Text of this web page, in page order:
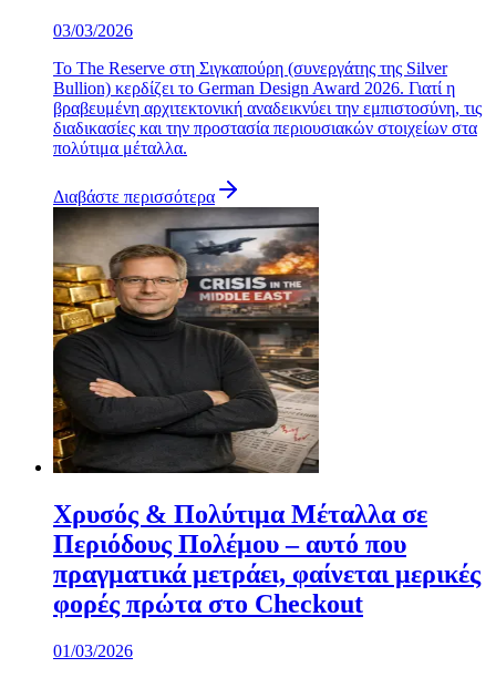
03/03/2026
Το The Reserve στη Σιγκαπούρη (συνεργάτης της Silver
Bullion) κερδίζει το German Design Award 2026. Γιατί η
βραβευμένη αρχιτεκτονική αναδεικνύει την εμπιστοσύνη, τις
διαδικασίες και την προστασία περιουσιακών στοιχείων στα
πολύτιμα μέταλλα.
Διαβάστε περισσότερα
Χρυσός & Πολύτιμα Μέταλλα σε
Περιόδους Πολέμου – αυτό που
πραγματικά μετράει, φαίνεται μερικές
φορές πρώτα στο Checkout
01/03/2026